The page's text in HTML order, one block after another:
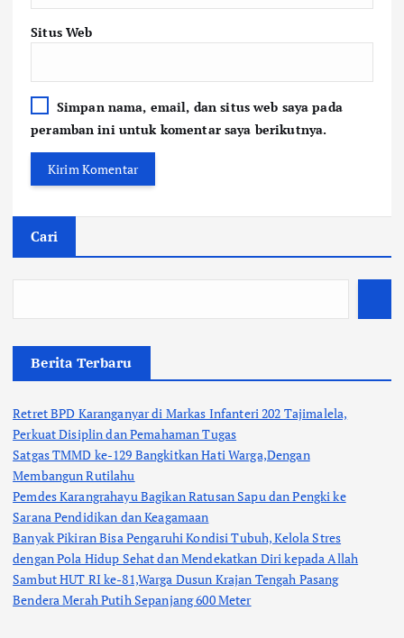
Situs Web
Simpan nama, email, dan situs web saya pada
peramban ini untuk komentar saya berikutnya.
Cari
Berita Terbaru
Retret BPD Karanganyar di Markas Infanteri 202 Tajimalela,
Perkuat Disiplin dan Pemahaman Tugas
Satgas TMMD ke-129 Bangkitkan Hati Warga,Dengan
Membangun Rutilahu
Pemdes Karangrahayu Bagikan Ratusan Sapu dan Pengki ke
Sarana Pendidikan dan Keagamaan
Banyak Pikiran Bisa Pengaruhi Kondisi Tubuh, Kelola Stres
dengan Pola Hidup Sehat dan Mendekatkan Diri kepada Allah
Sambut HUT RI ke-81,Warga Dusun Krajan Tengah Pasang
Bendera Merah Putih Sepanjang 600 Meter